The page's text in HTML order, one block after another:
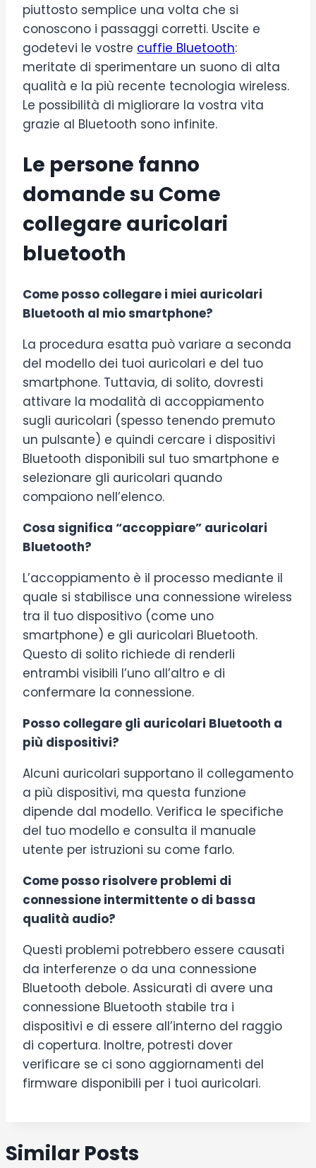
piuttosto semplice una volta che si
conoscono i passaggi corretti. Uscite e
godetevi le vostre cuffie Bluetooth:
meritate di sperimentare un suono di alta
qualità e la più recente tecnologia wireless.
Le possibilità di migliorare la vostra vita
grazie al Bluetooth sono infinite.
Le persone fanno
domande su Come
collegare auricolari
bluetooth
Come posso collegare i miei auricolari
Bluetooth al mio smartphone?
La procedura esatta può variare a seconda
del modello dei tuoi auricolari e del tuo
smartphone. Tuttavia, di solito, dovresti
attivare la modalità di accoppiamento
sugli auricolari (spesso tenendo premuto
un pulsante) e quindi cercare i dispositivi
Bluetooth disponibili sul tuo smartphone e
selezionare gli auricolari quando
compaiono nell’elenco.
Cosa significa “accoppiare” auricolari
Bluetooth?
L’accoppiamento è il processo mediante il
quale si stabilisce una connessione wireless
tra il tuo dispositivo (come uno
smartphone) e gli auricolari Bluetooth.
Questo di solito richiede di renderli
entrambi visibili l’uno all’altro e di
confermare la connessione.
Posso collegare gli auricolari Bluetooth a
più dispositivi?
Alcuni auricolari supportano il collegamento
a più dispositivi, ma questa funzione
dipende dal modello. Verifica le specifiche
del tuo modello e consulta il manuale
utente per istruzioni su come farlo.
Come posso risolvere problemi di
connessione intermittente o di bassa
qualità audio?
Questi problemi potrebbero essere causati
da interferenze o da una connessione
Bluetooth debole. Assicurati di avere una
connessione Bluetooth stabile tra i
dispositivi e di essere all’interno del raggio
di copertura. Inoltre, potresti dover
verificare se ci sono aggiornamenti del
firmware disponibili per i tuoi auricolari.
Similar Posts